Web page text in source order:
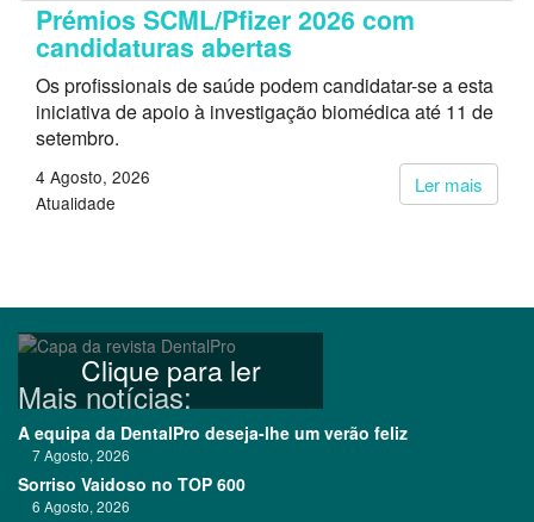
Prémios SCML/Pfizer 2026 com
candidaturas abertas
Os profissionais de saúde podem candidatar-se a esta
iniciativa de apoio à investigação biomédica até 11 de
setembro.
Ler mais
4 Agosto, 2026
Atualidade
Clique para ler
Mais notícias:
A equipa da DentalPro deseja-lhe um verão feliz
7 Agosto, 2026
Sorriso Vaidoso no TOP 600
6 Agosto, 2026